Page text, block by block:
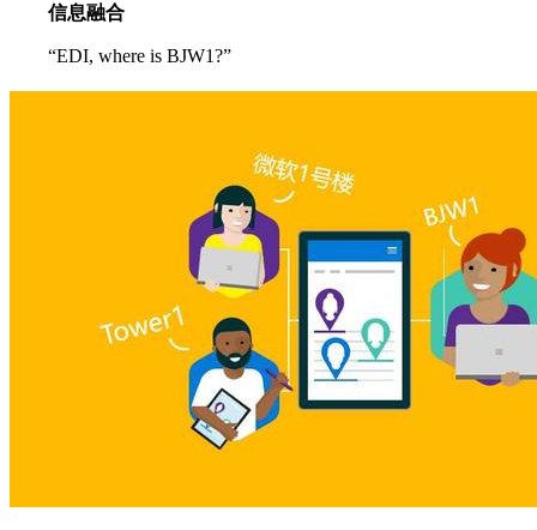
信息融合
“EDI, where is BJW1?”